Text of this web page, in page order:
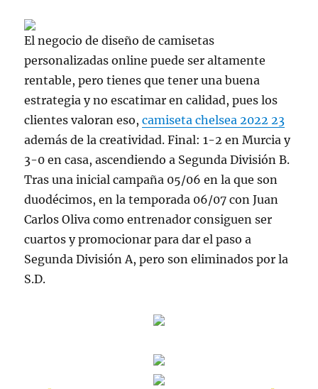
El negocio de diseño de camisetas
personalizadas online puede ser altamente
rentable, pero tienes que tener una buena
estrategia y no escatimar en calidad, pues los
clientes valoran eso,camiseta chelsea 2022 23
además de la creatividad. Final: 1-2 en Murcia y
3-0 en casa, ascendiendo a Segunda División B.
Tras una inicial campaña 05/06 en la que son
duodécimos, en la temporada 06/07 con Juan
Carlos Oliva como entrenador consiguen ser
cuartos y promocionar para dar el paso a
Segunda División A, pero son eliminados por la
S.D.